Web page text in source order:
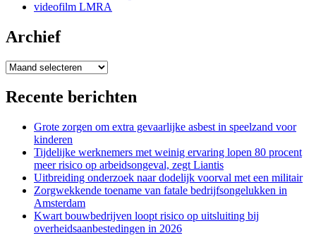
videofilm LMRA
Archief
Archief
Recente berichten
Grote zorgen om extra gevaarlijke asbest in speelzand voor
kinderen
Tijdelijke werknemers met weinig ervaring lopen 80 procent
meer risico op arbeidsongeval, zegt Liantis
Uitbreiding onderzoek naar dodelijk voorval met een militair
Zorgwekkende toename van fatale bedrijfsongelukken in
Amsterdam
Kwart bouwbedrijven loopt risico op uitsluiting bij
overheidsaanbestedingen in 2026